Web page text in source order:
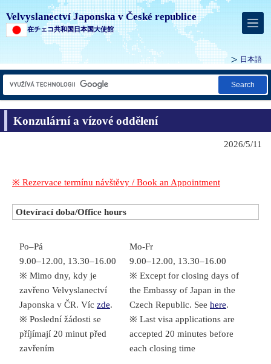
Velvyslanectví Japonska v České republice
在チェコ共和国日本国大使館
日本語
Search
Konzulární a vízové oddělení
2026/5/11
※ Rezervace termínu návštěvy / Book an Appointment
Otevírací doba/Office hours
Po–Pá
9.00–12.00, 13.30–16.00
※ Mimo dny, kdy je
zavřeno Velvyslanectví
Japonska v ČR. Víc zde.
※ Poslední žádosti se
příjímají 20 minut před
zavřením
Mo-Fr
9.00–12.00, 13.30–16.00
※ Except for closing days of
the Embassy of Japan in the
Czech Republic. See here.
※ Last visa applications are
accepted 20 minutes before
each closing time